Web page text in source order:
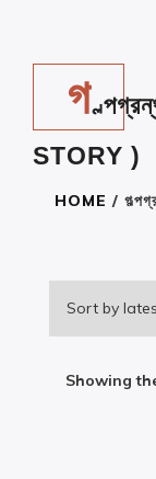
গ
STORY )
HOME /
Showing